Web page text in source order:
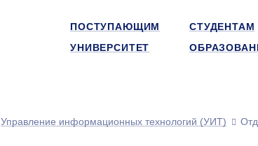
ПОСТУПАЮЩИМ СТУДЕНТАМ
УНИВЕРСИТЕТ
Управление информационных технологий (УИТ)